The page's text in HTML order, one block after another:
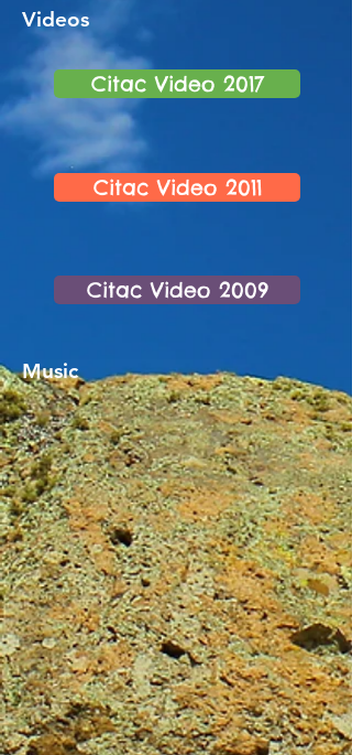
Videos
Citac Video 2017
Citac Video 2011
Citac Video 2009
Music